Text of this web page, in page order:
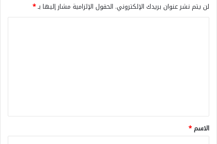
ذ
ه
لن يتم نشر عنوان بريدك الإلكتروني. الحقول الإلزامية مشار إليها بـ*
*
الاسم*